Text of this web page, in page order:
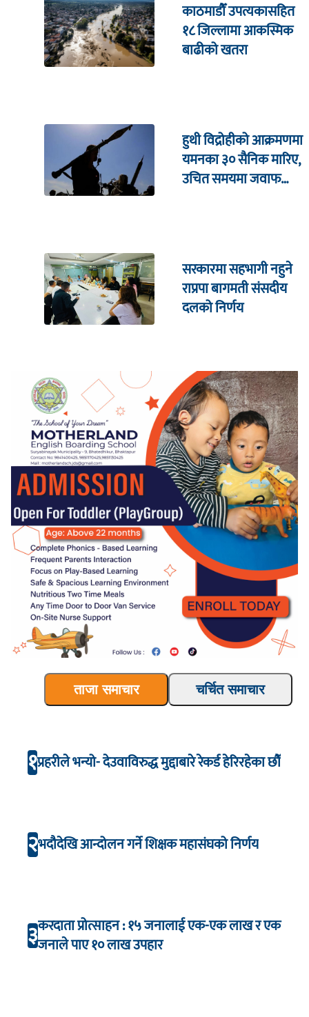
काठमाडौँ उपत्यकासहित
१८ जिल्लामा आकस्मिक
बाढीको खतरा
हुथी विद्रोहीको आक्रमणमा
यमनका ३० सैनिक मारिए,
उचित समयमा जवाफ
सरकारमा सहभागी नहुने
राप्रपा बागमती संसदीय
दलको निर्णय
ताजा समाचार चर्चित समाचार
१प्रहरीले भन्यो- देउवाविरुद्ध मुद्दाबारे रेकर्ड हेरिरहेका छौँ
२भदौदेखि आन्दोलन गर्ने शिक्षक महासंघको निर्णय
३करदाता प्रोत्साहन : १५ जनालाई एक-एक लाख र एक
जनाले पाए १० लाख उपहार